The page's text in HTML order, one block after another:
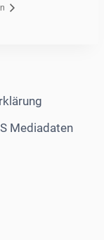
Mediadaten